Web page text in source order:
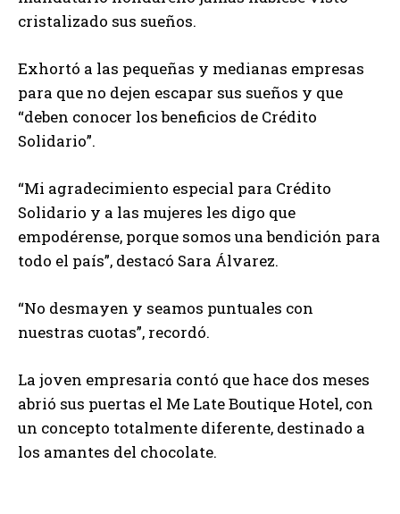
cristalizado sus sueños.
Exhortó a las pequeñas y medianas empresas
para que no dejen escapar sus sueños y que
“deben conocer los beneficios de Crédito
Solidario”.
“Mi agradecimiento especial para Crédito
Solidario y a las mujeres les digo que
empodérense, porque somos una bendición para
todo el país”, destacó Sara Álvarez.
“No desmayen y seamos puntuales con
nuestras cuotas”, recordó.
La joven empresaria contó que hace dos meses
abrió sus puertas el Me Late Boutique Hotel, con
un concepto totalmente diferente, destinado a
los amantes del chocolate.